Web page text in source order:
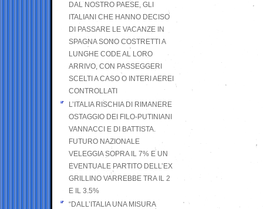
DAL NOSTRO PAESE, GLI
ITALIANI CHE HANNO DECISO
DI PASSARE LE VACANZE IN
SPAGNA SONO COSTRETTI A
LUNGHE CODE AL LORO
ARRIVO, CON PASSEGGERI
SCELTI A CASO O INTERI AEREI
CONTROLLATI
L’ITALIA RISCHIA DI RIMANERE
OSTAGGIO DEI FILO-PUTINIANI
VANNACCI E DI BATTISTA.
FUTURO NAZIONALE
VELEGGIA SOPRA IL 7% E UN
EVENTUALE PARTITO DELL’EX
GRILLINO VARREBBE TRA IL 2
E IL 3.5%
“DALL’ITALIA UNA MISURA